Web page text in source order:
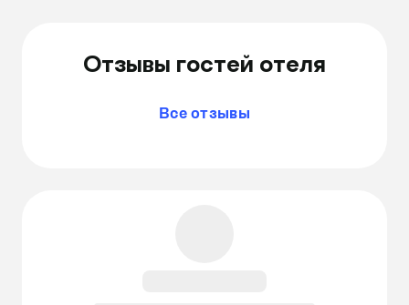
Отзывы гостей отеля
Все отзывы